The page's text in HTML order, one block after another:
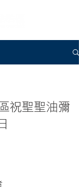
祝聖聖油彌